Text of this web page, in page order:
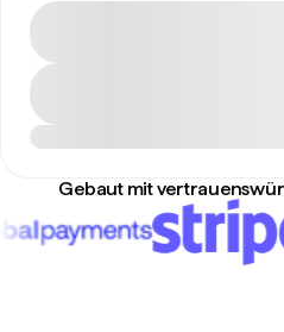
Gebaut mit